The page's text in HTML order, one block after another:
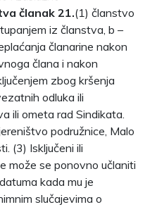
članak 21.(1) članstvo
iz članstva, b –
članarine nakon
člana i nakon
zbog kršenja
odluka ili
ili ometa rad Sindikata.
podružnice, Malo
(3) Isključeni ili
može se ponovno učlaniti
kada mu je
slučajevima o